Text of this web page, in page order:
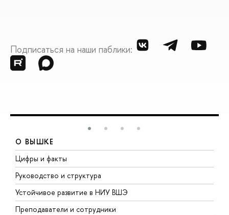
Подписаться на наши паблики:
О ВЫШКЕ
Цифры и факты
Руководство и структура
Устойчивое развитие в НИУ ВШЭ
Преподаватели и сотрудники